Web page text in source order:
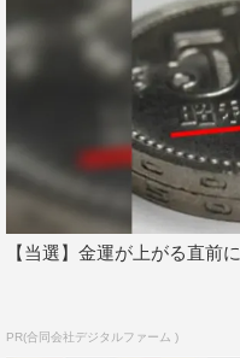
青木りさの3名が代表し
そんな彼女たちが、ニ
スイベントを6月19日に
作のリリースについて
個人的に特にお気に入
残せることがとてもうれ
【当選】金運が上がる直前
PR(合同会社デジタルファーム )